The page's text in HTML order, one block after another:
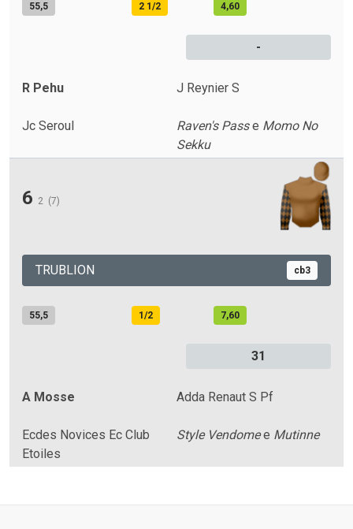
55,5 2 1/2 4,60
-
R Pehu J Reynier S
Jc Seroul Raven's Passe Momo No
Sekku
6 2 (7)
TRUBLION cb3
55,5 1/2 7,60
31
A Mosse Adda Renaut S Pf
Ecdes Novices Ec Club
Etoiles
Style Vendomee Mutinne